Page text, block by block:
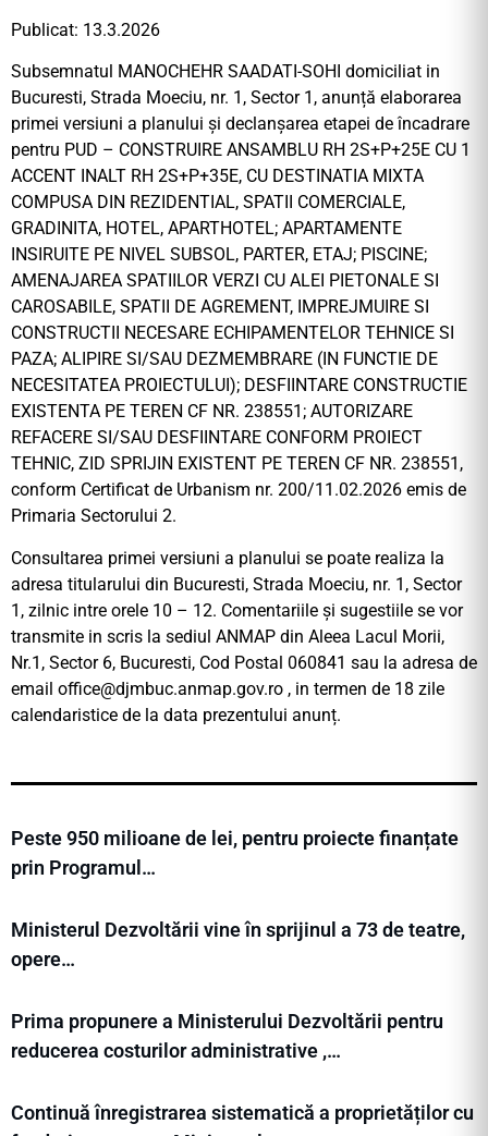
Publicat: 13.3.2026
Subsemnatul MANOCHEHR SAADATI-SOHI domiciliat in
Bucuresti, Strada Moeciu, nr. 1, Sector 1, anunță elaborarea
primei versiuni a planului și declanșarea etapei de încadrare
pentru PUD – CONSTRUIRE ANSAMBLU RH 2S+P+25E CU 1
ACCENT INALT RH 2S+P+35E, CU DESTINATIA MIXTA
COMPUSA DIN REZIDENTIAL, SPATII COMERCIALE,
GRADINITA, HOTEL, APARTHOTEL; APARTAMENTE
INSIRUITE PE NIVEL SUBSOL, PARTER, ETAJ; PISCINE;
AMENAJAREA SPATIILOR VERZI CU ALEI PIETONALE SI
CAROSABILE, SPATII DE AGREMENT, IMPREJMUIRE SI
CONSTRUCTII NECESARE ECHIPAMENTELOR TEHNICE SI
PAZA; ALIPIRE SI/SAU DEZMEMBRARE (IN FUNCTIE DE
NECESITATEA PROIECTULUI); DESFIINTARE CONSTRUCTIE
EXISTENTA PE TEREN CF NR. 238551; AUTORIZARE
REFACERE SI/SAU DESFIINTARE CONFORM PROIECT
TEHNIC, ZID SPRIJIN EXISTENT PE TEREN CF NR. 238551,
conform Certificat de Urbanism nr. 200/11.02.2026 emis de
Primaria Sectorului 2.
Consultarea primei versiuni a planului se poate realiza la
adresa titularului din Bucuresti, Strada Moeciu, nr. 1, Sector
1, zilnic intre orele 10 – 12. Comentariile și sugestiile se vor
transmite in scris la sediul ANMAP din Aleea Lacul Morii,
Nr.1, Sector 6, Bucuresti, Cod Postal 060841 sau la adresa de
email office@djmbuc.anmap.gov.ro , in termen de 18 zile
calendaristice de la data prezentului anunț.
Peste 950 milioane de lei, pentru proiecte finanțate
prin Programul…
Ministerul Dezvoltării vine în sprijinul a 73 de teatre,
opere…
Prima propunere a Ministerului Dezvoltării pentru
reducerea costurilor administrative ,…
Continuă înregistrarea sistematică a proprietăților cu